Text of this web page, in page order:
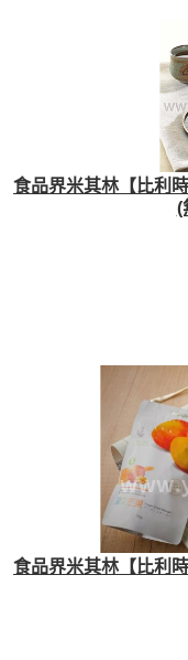
食品界米其林【比利
(
食品界米其林【比利